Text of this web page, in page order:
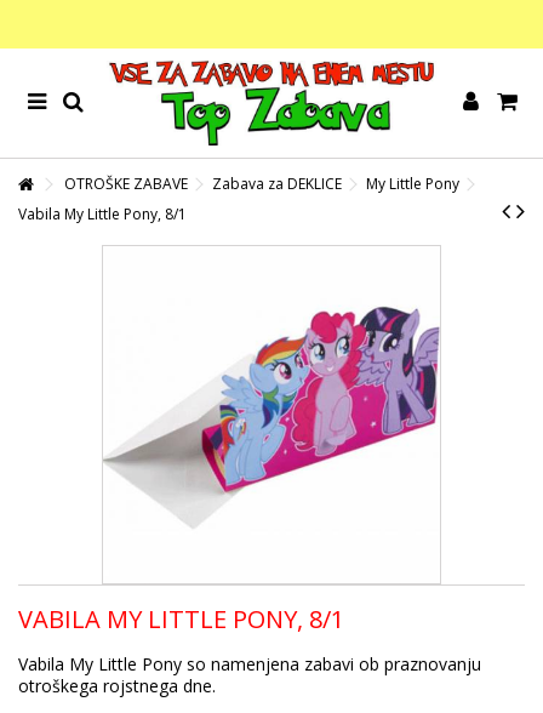
OTROŠKE ZABAVE Zabava za DEKLICE
My Little Pony
Vabila My Little Pony, 8/1
VABILA MY LITTLE PONY, 8/1
Vabila My Little Pony so namenjena zabavi ob praznovanju
otroškega rojstnega dne.